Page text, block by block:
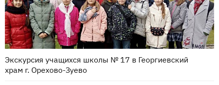
Экскурсия учащихся школы № 17 в Георгиевский
храм г. Орехово-Зуево